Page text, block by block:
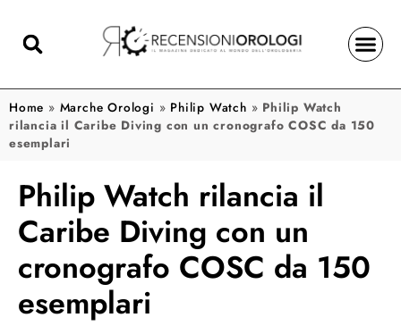
Home » Marche Orologi » Philip Watch » Philip Watch
rilancia il Caribe Diving con un cronografo COSC da 150
esemplari
Philip Watch rilancia il
Caribe Diving con un
cronografo COSC da 150
esemplari